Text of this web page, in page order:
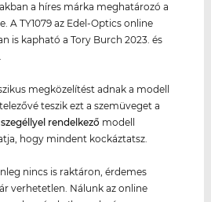
a híres márka meghatározó a
A TY1079 az Edel-Optics online
is kapható a Tory Burch 2023. és
megközelítést adnak a modell
teszik ezt a szemüveget a
rendelkező modell
hogy mindent kockáztatsz.
nincs is raktáron, érdemes
verhetetlen. Nálunk az online